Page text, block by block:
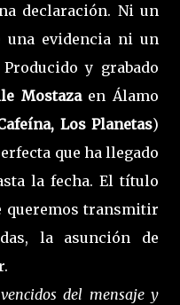
declaración. Ni un
una evidencia ni un
y grabado
Mostazaen Álamo
Los Planetas)
que ha llegado
la fecha. El título
queremos transmitir
la asunción de
del mensaje y